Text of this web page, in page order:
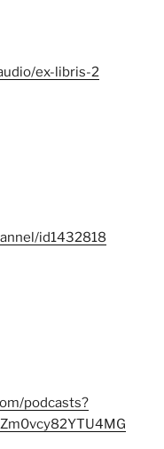
ex-libris-2
id1432818
podcasts?